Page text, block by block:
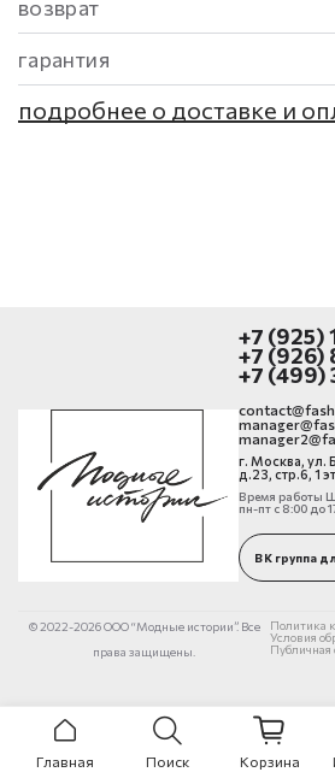
возврат
гарантия
подробнее о доставке и
+7 (925)
+7 (926)
+7 (499)
г. Москва, ул.
д.23, стр.6, 1
Время работы
пн-пт с 8:00 до
ВК группа
© 2022-2026 ООО “Модные истории”. Все
права защищены.
Политика
Условия
Публичная
Главная Поиск Корзина